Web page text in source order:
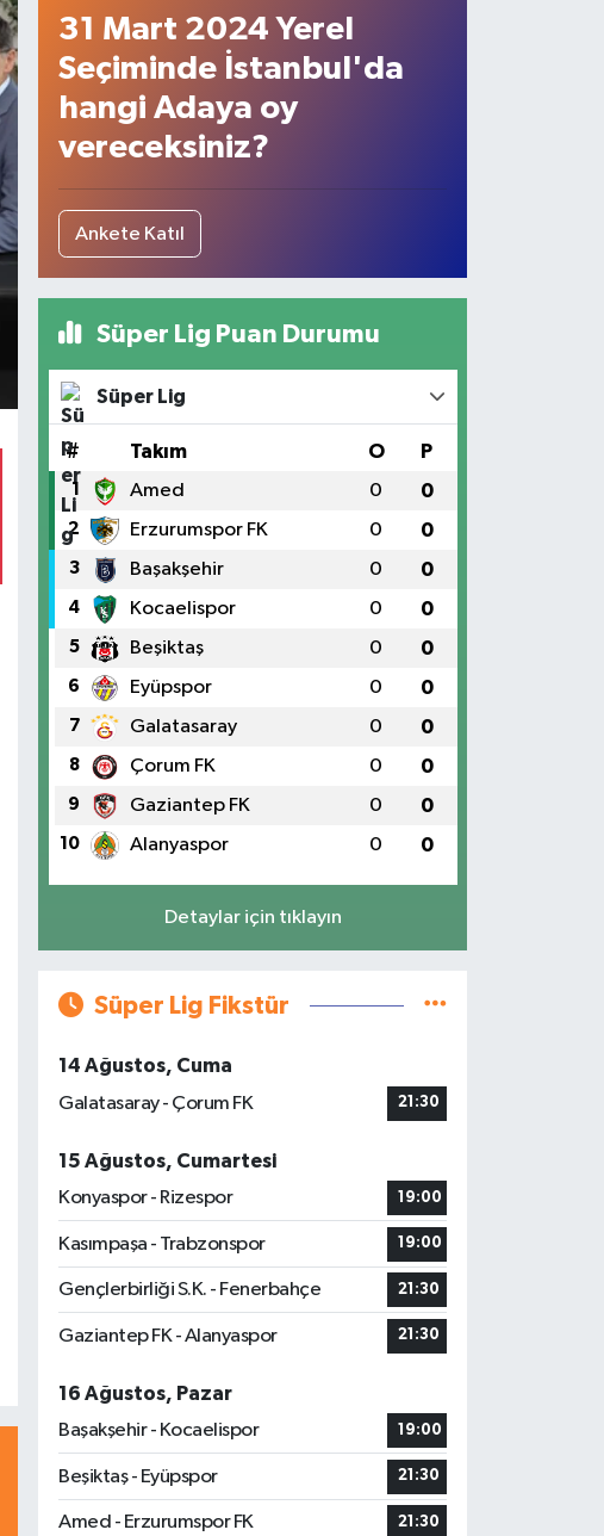
31 Mart 2024 Yerel
Seçiminde İstanbul'da
hangi Adaya oy
vereceksiniz?
Ankete Katıl
Süper Lig Puan Durumu
Süper Lig
# Takım O P
1 Amed 0 0
2 Erzurumspor FK 0 0
3 Başakşehir 0 0
4 Kocaelispor 0 0
5 Beşiktaş 0 0
6 Eyüpspor 0 0
7 Galatasaray 0 0
8 Çorum FK 0 0
9 Gaziantep FK 0 0
10 Alanyaspor 0 0
Detaylar için tıklayın
Süper Lig Fikstür
14 Ağustos, Cuma
Galatasaray - Çorum FK
21:30
15 Ağustos, Cumartesi
Konyaspor - Rizespor
19:00
Kasımpaşa - Trabzonspor 19:00
Gençlerbirliği S.K. - Fenerbahçe 21:30
Gaziantep FK - Alanyaspor 21:30
16 Ağustos, Pazar
Başakşehir - Kocaelispor
19:00
Beşiktaş - Eyüpspor 21:30
Amed - Erzurumspor FK 21:30